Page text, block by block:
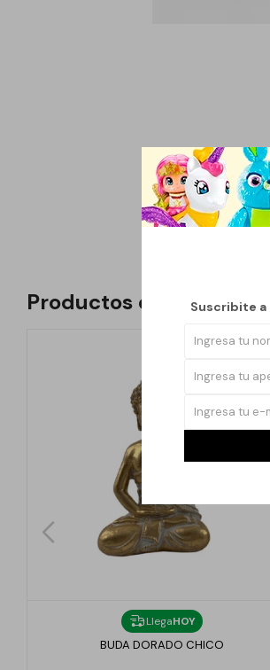
Suscribite a
Productos que te
LlegaHOY
BUDA DORADO CHICO